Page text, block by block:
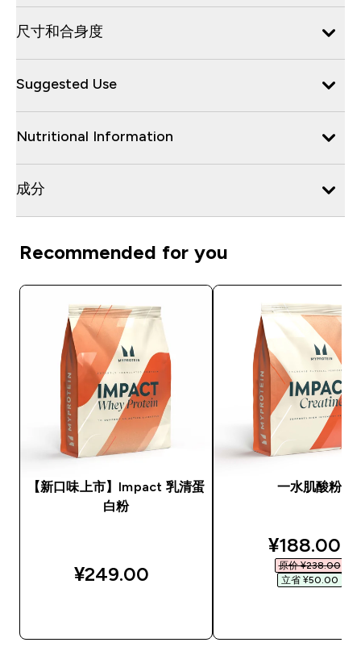
尺寸和合身度
Suggested Use
Nutritional Information
成分
Recommended for you
【新口味上市】Impact 乳清蛋
白粉
¥249.00‎
一水肌酸粉
¥188.00‎
原价 ¥238.00‎
立省 ¥50.00‎